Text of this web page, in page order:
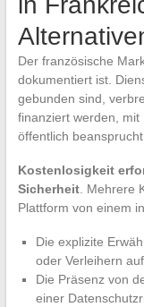
Der französische
dokumentiert ist.
gebunden sind,
finanziert werden,
öffentlich
Kostenlosigkeit
Sicherheit. Mehrere
Plattform von einem
Die explizite
oder Verleihern
Die Präsenz von
einer